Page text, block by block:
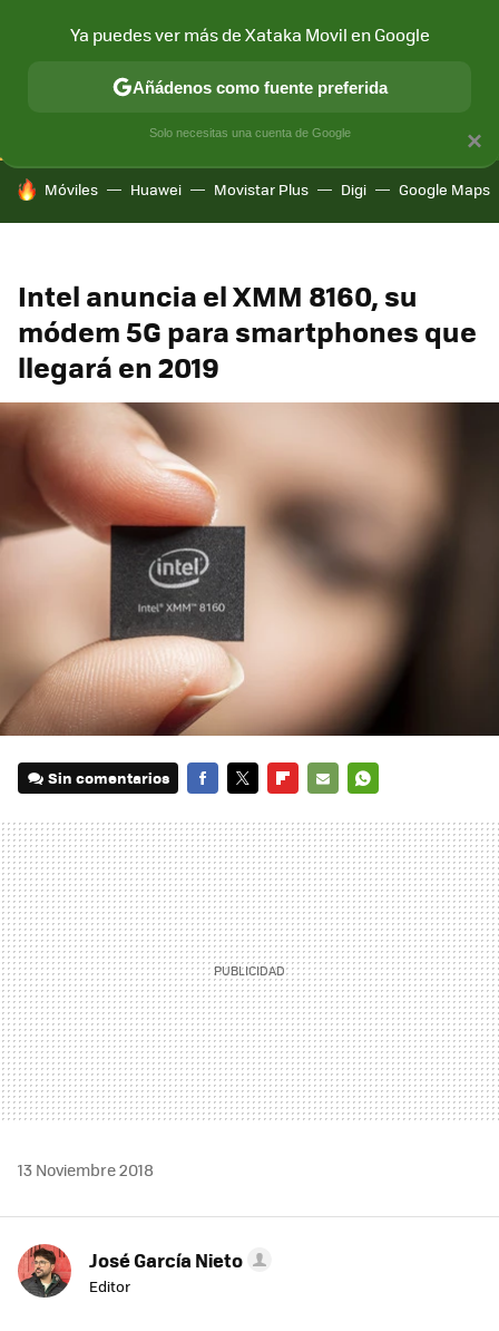
CONECTIVIDAD MÓVIL Y SOCIEDAD APLICACIONES
HOY SE HABLA DE
Móviles Huawei Movistar Plus Digi Google Maps
Intel anuncia el XMM 8160, su
módem 5G para smartphones que
llegará en 2019
Sin comentarios
MAIL
13 Noviembre 2018
José García Nieto
Editor
×
Ya puedes ver más de Xataka Movil en Google
Añádenos como fuente preferida
Solo necesitas una cuenta de Google